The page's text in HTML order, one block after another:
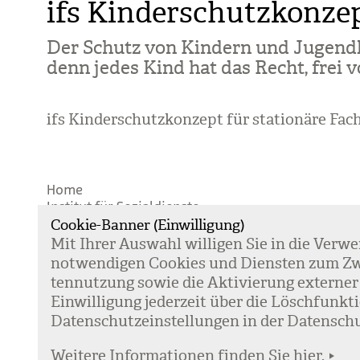
Cookie-Banner (Einwilligung)
Mit Ihrer Aus­wahl wil­li­gen Sie in die
not­wen­di­gen Coo­kies und Diens­ten zum
ten­nut­zung sowie die Akti­vie­rung
Ein­wil­li­gung jeder­zeit über die
Daten­schutz­ein­stel­lun­gen in der
ifs
Der Schutz von Kin­dern und
denn jedes Kind hat das Recht, frei
ifs Kinderschutzkonzept für stationäre
Home
Institut für Sozialdienste
Kin­der­schutz­kon­zept
nach oben
©2026 ifs Institut für Sozialdienste |Impressum |